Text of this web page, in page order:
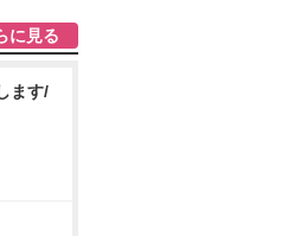
に見る
ます/